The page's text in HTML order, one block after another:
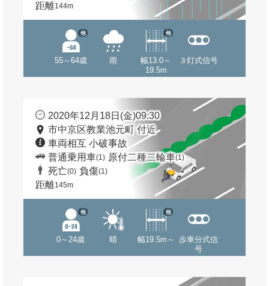
距離144m
55～64歳
他
雨
幅13.0～
19.5m
他
３灯式信号
2020年12月18日(金)09:30
市中京区教業池元町 付近
車両相互 小破事故
普通乗用車(1) 原付二種二輪車(1)
死亡(0) 負傷(1)
距離145m
0～24歳
他
晴 幅19.5m～
他
歩車分式信
号